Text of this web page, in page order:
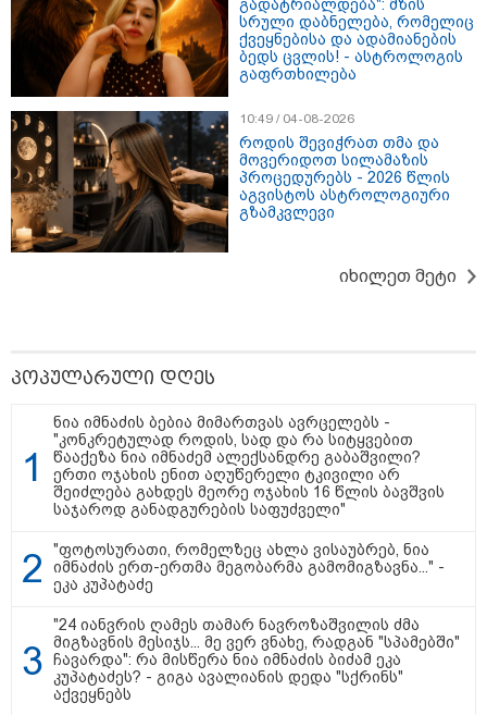
მკითხველის რჩევით
შვილი გადაარჩინა და
თვითონ დინებამ
იპოვეს
სასურველი ზომისა და
მოდელის სასკოლო
წალენჯიხაში, მდინარეში
და 1 ქალის გადარჩენა მოახერხეს
კიდევ ერთ დაკარგული
გადატრიალდება": მზის
სრული დაბნელება, რომელიც
ქვეყნებისა და ადამიანების
ბედს ცვლის! - ასტროლოგის
გაფრთხილება
10:49 / 04-08-2026
როდის შევიჭრათ თმა და
მოვერიდოთ სილამაზის
პროცედურებს - 2026 წლის
აგვისტოს ასტროლოგიური
გზამკვლევი
იხილეთ მეტი
პოპულარული დღეს
ნია იმნაძის ბებია მიმართვას ავრცელებს -
"კონკრეტულად როდის, სად და რა სიტყვებით
წააქეზა ნია იმნაძემ ალექსანდრე გაბაშვილი?
ერთი ოჯახის ენით აღუწერელი ტკივილი არ
შეიძლება გახდეს მეორე ოჯახის 16 წლის ბავშვის
საჯაროდ განადგურების საფუძველი"
"ფოტოსურათი, რომელზეც ახლა ვისაუბრებ, ნია
იმნაძის ერთ-ერთმა მეგობარმა გამომიგზავნა..." -
ეკა კუპატაძე
"24 იანვრის ღამეს თამარ ნავროზაშვილის ძმა
მიგზავნის მესიჯს... მე ვერ ვნახე, რადგან "სპამებში"
ჩავარდა": რა მისწერა ნია იმნაძის ბიძამ ეკა
კუპატაძეს? - გიგა ავალიანის დედა "სქრინს"
აქვეყნებს